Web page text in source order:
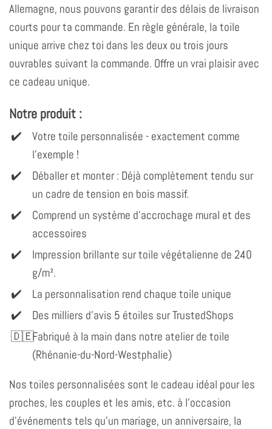
Allemagne, nous pouvons garantir des délais de livraison
courts pour ta commande. En règle générale, la toile
unique arrive chez toi dans les deux ou trois jours
ouvrables suivant la commande. Offre un vrai plaisir avec
ce cadeau unique.
Notre produit :
Votre toile personnalisée - exactement comme
l'exemple !
Déballer et monter : Déjà complètement tendu sur
un cadre de tension en bois massif.
Comprend un système d'accrochage mural et des
accessoires
Impression brillante sur toile végétalienne de 240
g/m².
La personnalisation rend chaque toile unique
Des milliers d'avis 5 étoiles sur TrustedShops
Fabriqué à la main dans notre atelier de toile
(Rhénanie-du-Nord-Westphalie)
Nos toiles personnalisées sont le cadeau idéal pour les
proches, les couples et les amis, etc. à l'occasion
d'événements tels qu'un mariage, un anniversaire, la